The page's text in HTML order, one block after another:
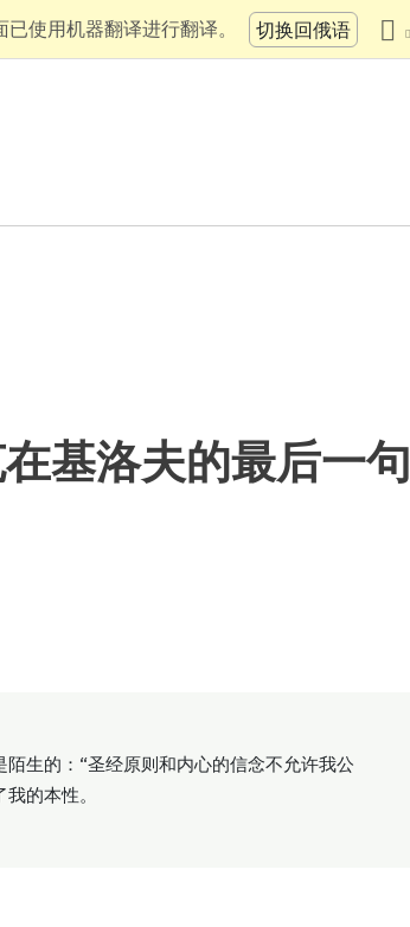
已使用机器翻译进行翻译。 切换回俄语
基洛夫的最后一句
生的：“圣经原则和内心的信念不允许我公
的本性。